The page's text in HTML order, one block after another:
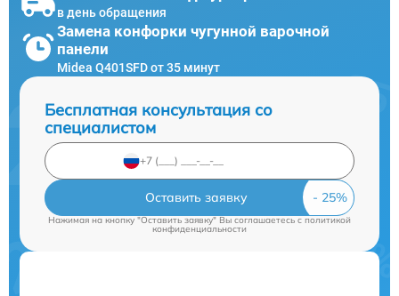
в день обращения
Замена конфорки чугунной варочной
панели
Midea Q401SFD от 35 минут
Бесплатная консультация со
специалистом
Оставить заявку
Нажимая на кнопку "Оставить заявку" Вы соглашаетесь cполитикой
конфиденциальности